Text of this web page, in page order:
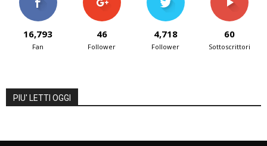
16,793
Fan
46
Follower
4,718
Follower
60
Sottoscrittori
PIU' LETTI OGGI